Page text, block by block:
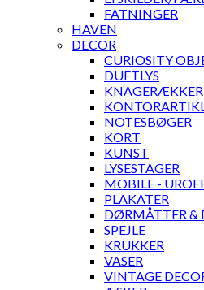
FATNINGER
HAVEN
DECOR
CURIOSITY
DUFTLYS
NOTESBØGER
KORT
KUNST
LYSESTAGER
MOBILE -
PLAKATER
DØRMÅTTER &
SPEJLE
KRUKKER
VASER
VINTAGE